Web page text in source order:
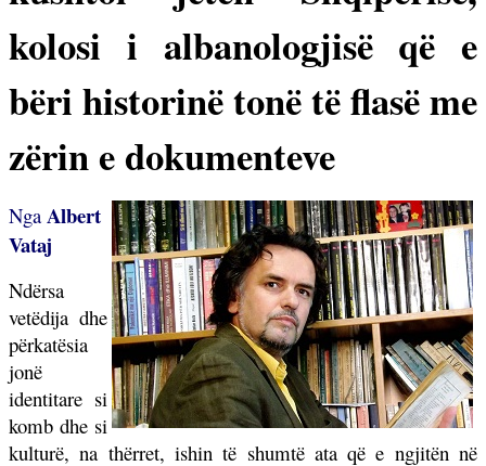
kolosi i albanologjisë që e
bëri historinë tonë të flasë me
zërin e dokumenteve
Nga Albert
Vataj
Ndërsa
vetëdija dhe
përkatësia
jonë
identitare si
komb dhe si
kulturë, na thërret, ishin të shumtë ata që e ngjitën në